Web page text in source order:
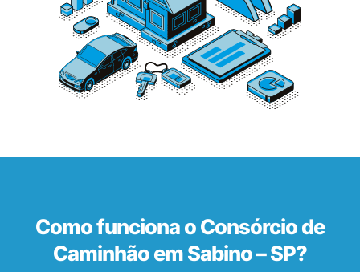
Como funciona o Consórcio de
Caminhão em Sabino – SP?